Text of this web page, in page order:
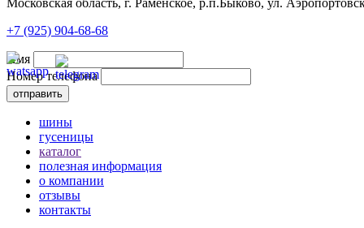
Московская область, г. Раменское, р.п.Быково, ул.
+7 (925) 904-68-68
Имя
Номер телефона
шины
гусеницы
каталог
полезная информация
о компании
отзывы
контакты